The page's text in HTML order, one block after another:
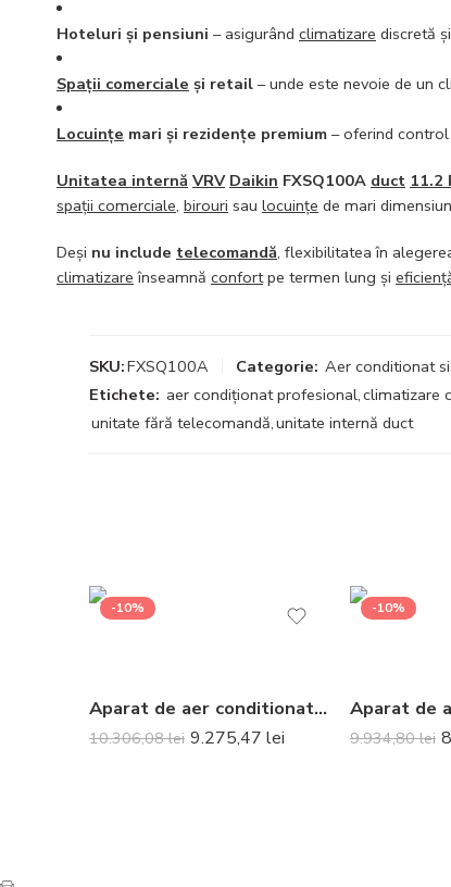
Hoteluri și pensiuni – asigurând climatizare discretă și
Spații comerciale și retail – unde este nevoie de un
Locuințe mari și rezidențe premium – oferind control
Unitatea internă VRV Daikin FXSQ100A duct 11.2
spații comerciale, birouri sau locuințe de mari
Deși nu include telecomandă, flexibilitatea în
climatizare înseamnă confortpe termen lung și
SKU:FXSQ100A Categorie: Aer conditionat
Etichete: aer condiționat profesional,climatizare
unitate fără telecomandă,unitate internă duct
-10%
Aparat de aer conditionat optimizat pentru incalzire Daikin Nepura Stylish Bluevolution FTXTA30CW-RXTA30C Inverter 9000 BTU White – Telecomanda inclusa
10.306,08lei 9.275,47 lei
-10%
9.934,80lei